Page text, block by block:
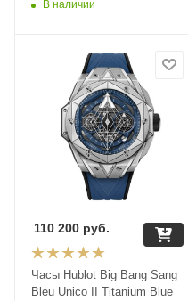
В наличии
Часы Hublot Big Bang Sang
Bleu Unico II Titanium Blue
110 200 руб.